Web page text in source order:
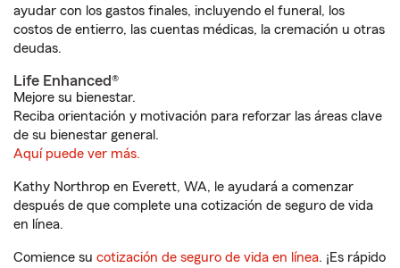
ayudar con los gastos finales, incluyendo el funeral, los
costos de entierro, las cuentas médicas, la cremación u otras
deudas.
Life Enhanced®
Mejore su bienestar.
Reciba orientación y motivación para reforzar las áreas clave
de su bienestar general.
Aquí puede ver más.
Kathy Northrop en Everett, WA, le ayudará a comenzar
después de que complete una cotización de seguro de vida
en línea.
Comience su cotización de seguro de vida en línea. ¡Es rápido